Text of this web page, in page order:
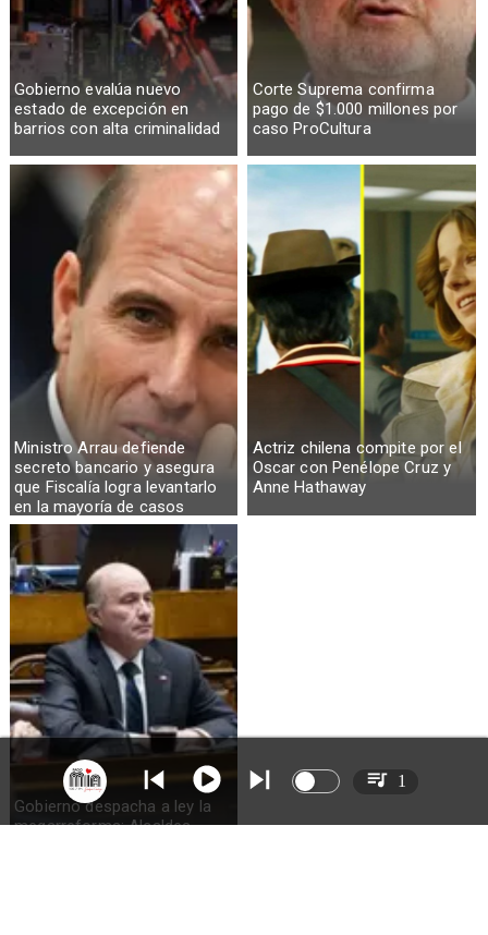
Gobierno evalúa nuevo
estado de excepción en
barrios con alta criminalidad
Corte Suprema confirma
pago de $1.000 millones por
caso ProCultura
Ministro Arrau defiende
secreto bancario y asegura
que Fiscalía logra levantarlo
en la mayoría de casos
Actriz chilena compite por el
Oscar con Penélope Cruz y
Anne Hathaway
Gobierno despacha a ley la
megarreforma: Alcaldes
1